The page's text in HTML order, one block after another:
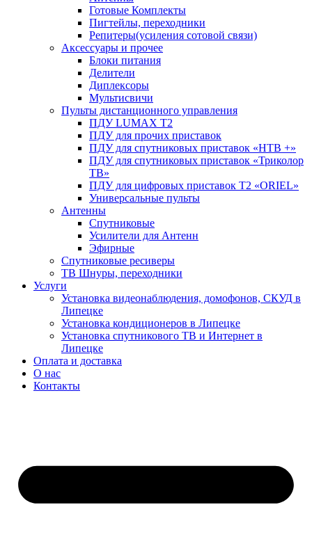
Готовые Комплекты
Пигтейлы, переходники
Репитеры(усиления сотовой связи)
Аксессуары и прочее
Блоки питания
Делители
Диплексоры
Мультисвичи
Пульты дистанционного управления
ПДУ LUMAX Т2
ПДУ для прочих приставок
ПДУ для спутниковых приставок «НТВ +»
ПДУ для спутниковых приставок «Триколор
ТВ»
ПДУ для цифровых приставок Т2 «ORIEL»
Универсальные пульты
Антенны
Спутниковые
Усилители для Антенн
Эфирные
Спутниковые ресиверы
ТВ Шнуры, переходники
Услуги
Установка видеонаблюдения, домофонов, СКУД в
Липецке
Установка кондиционеров в Липецке
Установка спутникового ТВ и Интернет в
Липецке
Оплата и доставка
О нас
Контакты